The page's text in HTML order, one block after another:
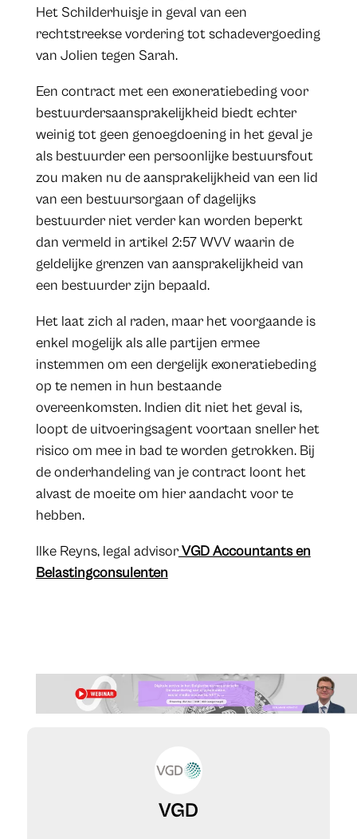
Het Schilderhuisje in geval van een
rechtstreekse vordering tot schadevergoeding
van Jolien tegen Sarah.
Een contract met een exoneratiebeding voor
bestuurdersaansprakelijkheid biedt echter
weinig tot geen genoegdoening in het geval je
als bestuurder een persoonlijke bestuursfout
zou maken nu de aansprakelijkheid van een lid
van een bestuursorgaan of dagelijks
bestuurder niet verder kan worden beperkt
dan vermeld in artikel 2:57 WVV waarin de
geldelijke grenzen van aansprakelijkheid van
een bestuurder zijn bepaald.
Het laat zich al raden, maar het voorgaande is
enkel mogelijk als alle partijen ermee
instemmen om een dergelijk exoneratiebeding
op te nemen in hun bestaande
overeenkomsten. Indien dit niet het geval is,
loopt de uitvoeringsagent voortaan sneller het
risico om mee in bad te worden getrokken. Bij
de onderhandeling van je contract loont het
alvast de moeite om hier aandacht voor te
hebben.
Ilke Reyns, legal advisorVGD Accountants en
Belastingconsulenten
VGD